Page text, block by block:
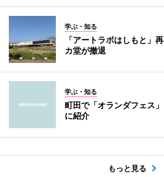
学ぶ・知る
「アートラボはしもと
カ堂が撤退
学ぶ・知る
町田で「オランダフェス
に紹介
もっと見る